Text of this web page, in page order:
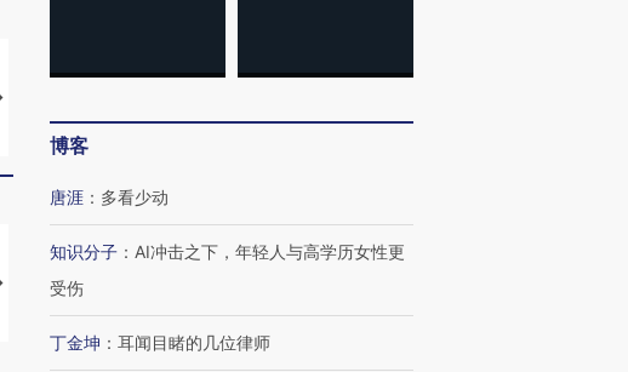
视线｜HYROX的吸金
术：是什么让中产们甘
心“花钱找虐”？
粒摇头丸 尿检体内含3种
度Z世代 用街头抗争将教
【推广】走进第四届链博
博客
唐涯 ： 多看少动
知识分子 ： AI冲击之下，年轻人与高学历女性更
受伤
丁金坤 ： 耳闻目睹的几位律师